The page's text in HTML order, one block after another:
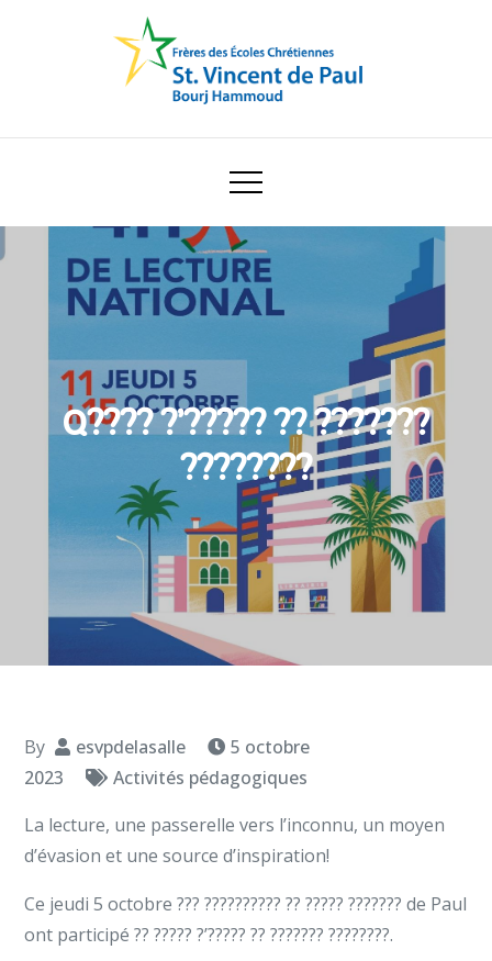
Ecole Saint Vincent de Paul
Q???? ?’????? ?? ???????
????????
By esvpdelasalle
5 octobre
2023
Activités pédagogiques
La lecture, une passerelle vers l’inconnu, un moyen
d’évasion et une source d’inspiration!
Ce jeudi 5 octobre ??? ?????????? ?? ????? ??????? de Paul
ont participé ?? ????? ?’????? ?? ??????? ????????.